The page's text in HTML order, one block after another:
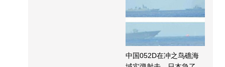
中国052D在冲之鸟礁海